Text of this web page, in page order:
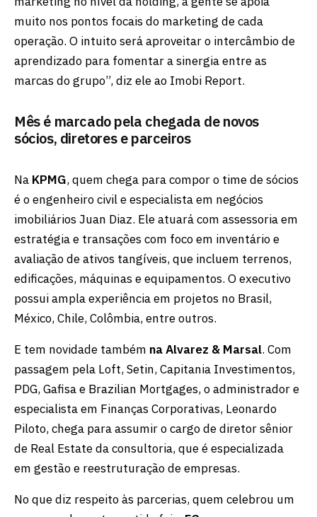
muito nos pontos focais do marketing de cada
operação. O intuito será aproveitar o intercâmbio de
aprendizado para fomentar a sinergia entre as
marcas do grupo”, diz ele ao Imobi Report.
Mês é marcado pela chegada de novos
sócios, diretores e parceiros
Na KPMG, quem chega para compor o time de sócios
é o engenheiro civil e especialista em negócios
imobiliários Juan Diaz. Ele atuará com assessoria em
estratégia e transações com foco em inventário e
avaliação de ativos tangíveis, que incluem terrenos,
edificações, máquinas e equipamentos. O executivo
possui ampla experiência em projetos no Brasil,
México, Chile, Colômbia, entre outros.
E tem novidade também na Alvarez & Marsal. Com
passagem pela Loft, Setin, Capitania Investimentos,
PDG, Gafisa e Brazilian Mortgages, o administrador e
especialista em Finanças Corporativas, Leonardo
Piloto, chega para assumir o cargo de diretor sênior
de Real Estate da consultoria, que é especializada
em gestão e reestruturação de empresas.
No que diz respeito às parcerias, quem celebrou um